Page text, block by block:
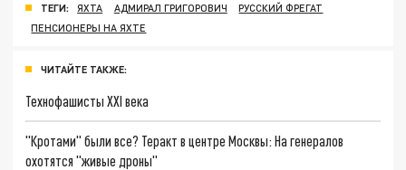
ТЕГИ: ЯХТА АДМИРАЛ ГРИГОРОВИЧ
РУССКИЙ ФРЕГАТ
ПЕНСИОНЕРЫ НА ЯХТЕ
ЧИТАЙТЕ ТАКЖЕ:
Технофашисты XXI века
"Кротами" были все? Теракт в центре Москвы: На генералов
охотятся "живые дроны"